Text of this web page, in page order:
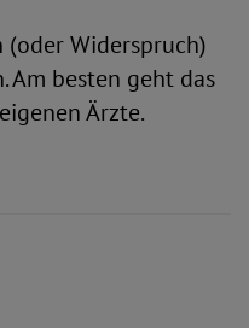
(oder Widerspruch)
Am besten geht das
Ärzte.